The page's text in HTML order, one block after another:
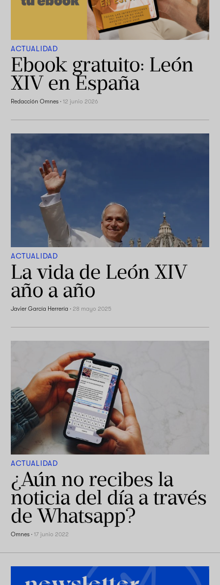
ACTUALIDAD
Ebook gratuito: León
XIV en España
Redacción Omnes ·12 junio 2026
ACTUALIDAD
La vida de León XIV
año a año
Javier García Herrería ·28 mayo 2025
ACTUALIDAD
¿Aún no recibes la
noticia del día a través
de Whatsapp?
Omnes ·17 junio 2022